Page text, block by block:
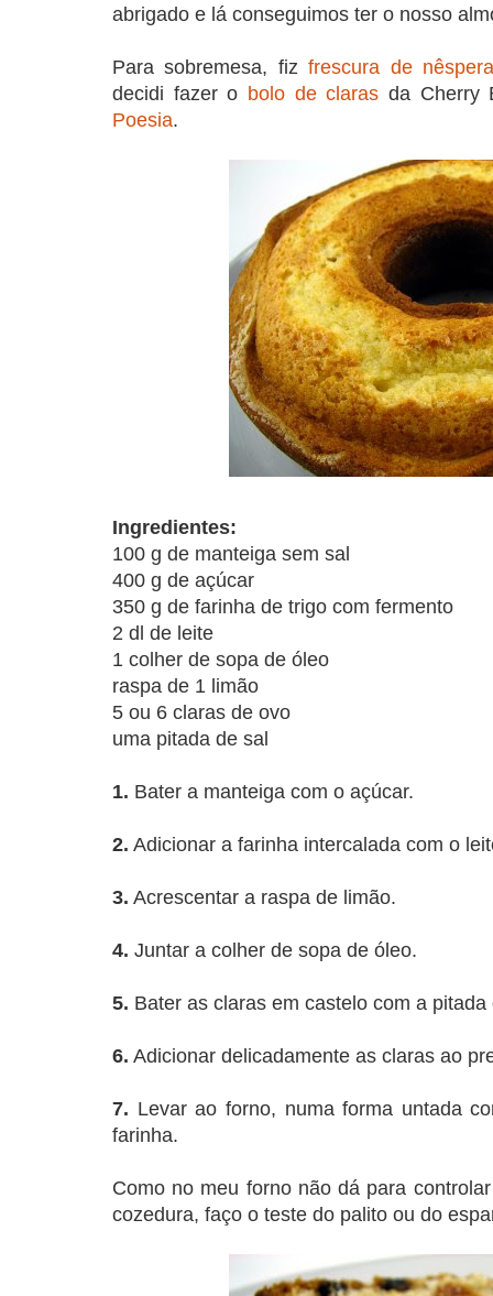
abrigado e lá conseguimos ter o nosso
Para sobremesa, fizfrescura de
decidi fazer o bolo de claras da Cherry
Poesia.
Ingredientes:
100 g de manteiga sem sal
400 g de açúcar
350 g de farinha de trigo com fermento
2 dl de leite
1 colher de sopa de óleo
raspa de 1 limão
5 ou 6 claras de ovo
uma pitada de sal
1. Bater a manteiga com o açúcar.
2. Adicionar a farinha intercalada com o
3. Acrescentar a raspa de limão.
4. Juntar a colher de sopa de óleo.
5. Bater as claras em castelo com a pitada
6. Adicionar delicadamente as claras ao
7. Levar ao forno, numa forma untada
farinha.
Como no meu forno não dá para
cozedura, faço o teste do palito ou do